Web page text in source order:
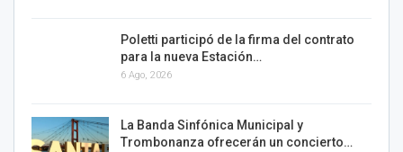
Poletti participó de la firma del contrato
para la nueva Estación…
6 Ago, 2026
La Banda Sinfónica Municipal y
Trombonanza ofrecerán un concierto…